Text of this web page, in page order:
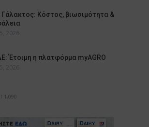
Γάλακτος: Κόστος, βιωσιμότητα &
2026
Έτοιμη η πλατφόρμα myAGRO
2026
1,090